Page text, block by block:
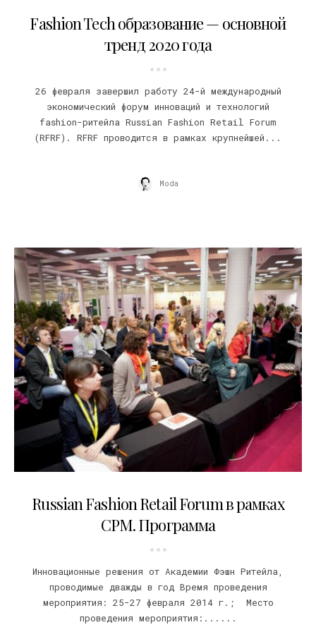
Fashion Tech образование — основной
тренд 2020 года
26 февраля завершил работу 24-й международный
экономический форум инноваций и технологий
fashion-ритейла Russian Fashion Retail Forum
(RFRF). RFRF проводится в рамках крупнейшей...
Moda
Russian Fashion Retail Forum в рамках
CPM. Программа
Инновационные решения от Академии Фэшн Ритейла,
проводимые дважды в год Время проведения
мероприятия: 25-27 февраля 2014 г.; Место
проведения мероприятия:......